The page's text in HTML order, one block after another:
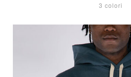
3 colori